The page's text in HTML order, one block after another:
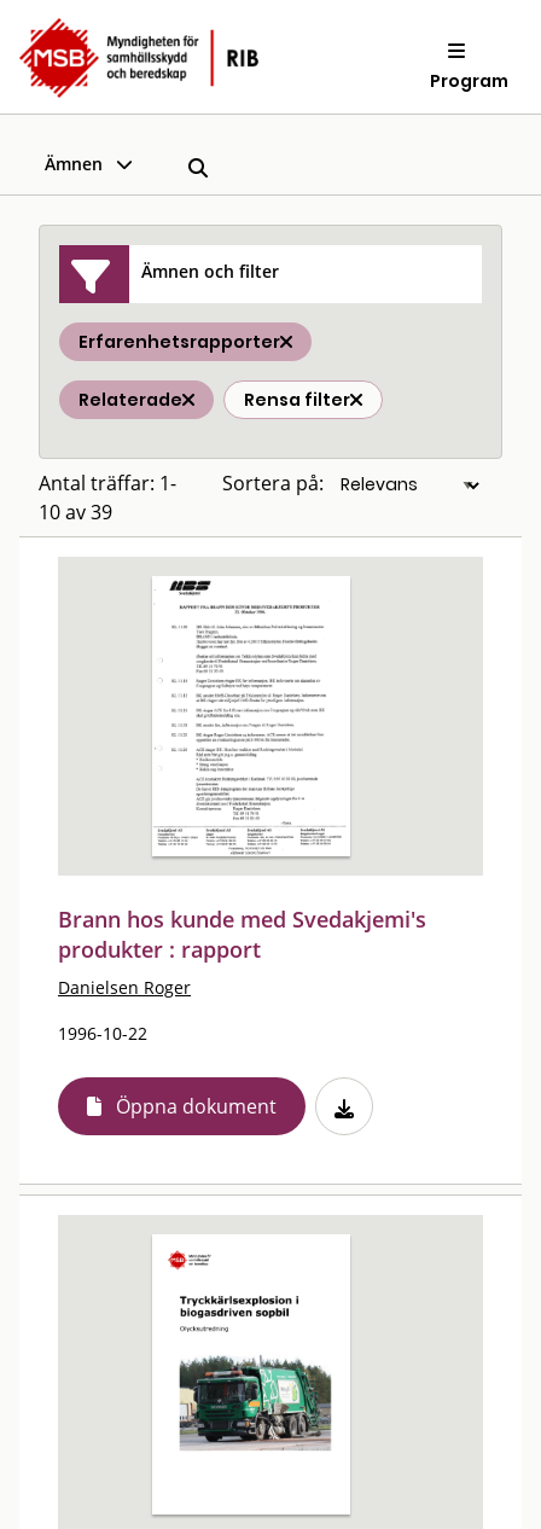
Program
Ämnen
Ämnen och filter
Erfarenhetsrapporter
Relaterade Rensa filter
Antal träffar: 1-
10 av 39
Sortera på:
Brann hos kunde med Svedakjemi's
produkter : rapport
Danielsen Roger
1996-10-22
Öppna dokument